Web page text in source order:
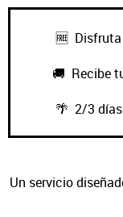
🆓 Disfruta
🚚 Recibe
🌴 2/3 días
Un servicio